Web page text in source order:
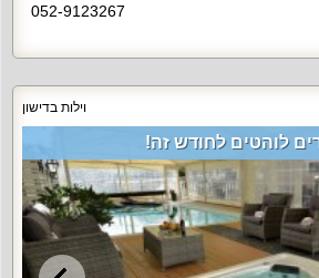
052-9123267
וילות בדישון
לוהטים לחודש זה!